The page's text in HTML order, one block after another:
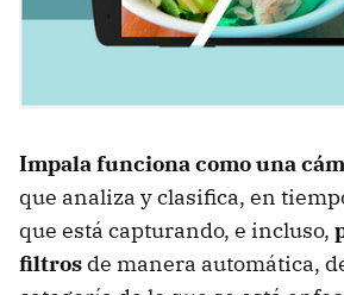
Impala funciona como una
que analiza y clasifica, en
que está capturando, e incluso,
filtros de manera automática,